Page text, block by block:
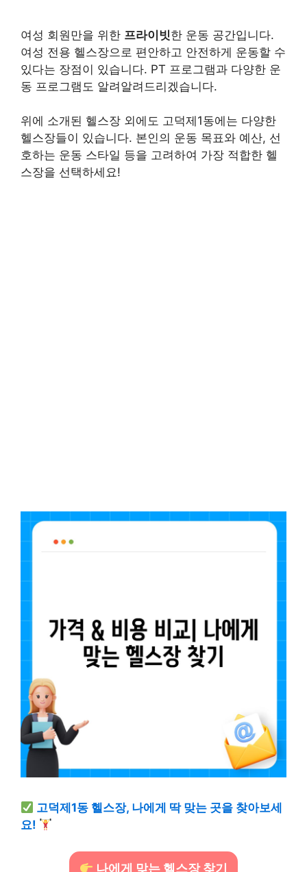
여성 회원만을 위한 프라이빗한 운동 공간입니다.
여성 전용 헬스장으로 편안하고 안전하게 운동할 수
있다는 장점이 있습니다. PT 프로그램과 다양한 운
동 프로그램도 알려알려드리겠습니다.
위에 소개된 헬스장 외에도 고덕제1동에는 다양한
헬스장들이 있습니다. 본인의 운동 목표와 예산, 선
호하는 운동 스타일 등을 고려하여 가장 적합한 헬
스장을 선택하세요!
고덕제1동 헬스장, 나에게 딱 맞는 곳을 찾아보세
요!
나에게 맞는 헬스장 찾기